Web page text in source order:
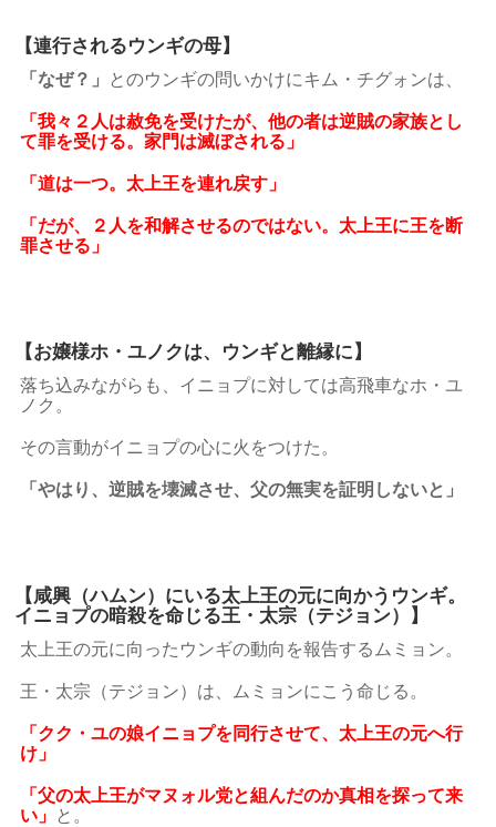
【連行されるウンギの母】
「なぜ？」 とのウンギの問いかけにキム・チグォンは、
「我々２人は赦免を受けたが、他の者は逆賊の家族とし
て罪を受ける。家門は滅ぼされる」
「道は一つ。太上王を連れ戻す」
「だが、２人を和解させるのではない。太上王に王を断
罪させる」
【お嬢様ホ・ユノクは、ウンギと離縁に】
落ち込みながらも、イニョプに対しては高飛車なホ・ユ
ノク。
その言動がイニョプの心に火をつけた。
「やはり、逆賊を壊滅させ、父の無実を証明しないと」
【咸興（ハムン）にいる太上王の元に向かうウンギ。
イニョプの暗殺を命じる王・太宗（テジョン）】
太上王の元に向ったウンギの動向を報告するムミョン。
王・太宗（テジョン）は、ムミョンにこう命じる。
「クク・ユの娘イニョプを同行させて、太上王の元へ行
け」
「父の太上王がマヌォル党と組んだのか真相を探って来
い」
と。